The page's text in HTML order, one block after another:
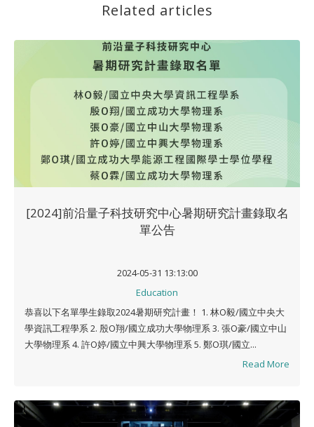
Related articles
[2024]前沿量子科技研究中心暑期研究計畫錄取名
單公告
2024-05-31 13:13:00
Education
恭喜以下名單學生錄取2024暑期研究計畫！ 1. 林O毅/國立中央大
學資訊工程學系 2. 殷O翔/國立成功大學物理系 3. 張O豪/國立中山
大學物理系 4. 許O婷/國立中興大學物理系 5. 鄭O琪/國立...
Read More